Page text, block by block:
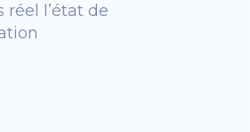
réel l’état de